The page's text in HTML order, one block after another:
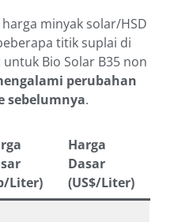
minyak solar/HSD
titik suplai di
Bio Solar B35 non
perubahan
sebelumnya.
Liter)
Harga
Dasar
(US$/Liter)